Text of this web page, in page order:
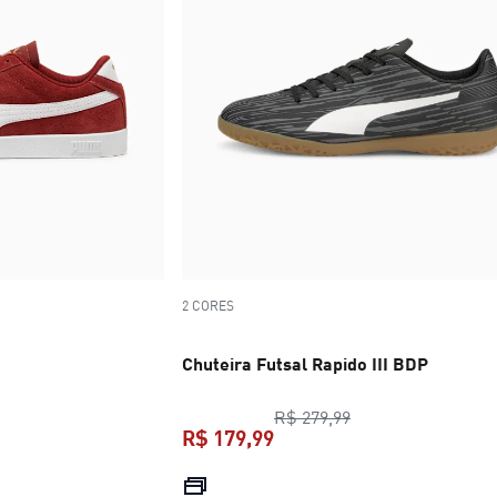
2 CORES
Chuteira Futsal Rapido III BDP
R$ 279,99preço original R$
R$ 179,99